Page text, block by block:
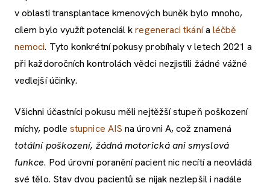
v oblasti transplantace kmenových buněk bylo mnoho,
cílem bylo využít potenciál kregeneraci tkánía léčbě
nemoci. Tyto konkrétní pokusy probíhaly v letech 2021 a
při každoročních kontrolách vědci nezjistili žádné vážné
vedlejší účinky.
Všichni účastníci pokusu měli nejtěžší stupeň poškození
míchy, podlestupnice AIS na úrovni A, což znamená
totální poškození, žádná motorická ani smyslová
funkce. Pod úrovní poranění pacient nic necítí a neovládá
své tělo. Stav dvou pacientů se nijak nezlepšil i nadále